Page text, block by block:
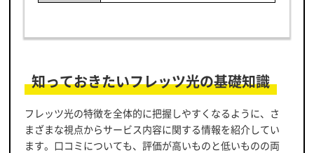
知っておきたいフレッツ光の基礎知識
フレッツ光の特徴を全体的に把握しやすくなるように、さ
まざまな視点からサービス内容に関する情報を紹介してい
ます。口コミについても、評価が高いものと低いものの両